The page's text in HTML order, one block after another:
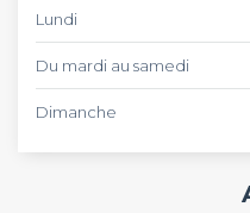
Lundi
Du mardi au samedi
Dimanche